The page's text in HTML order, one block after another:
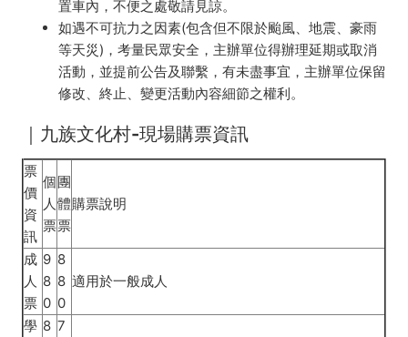
置車內，不便之處敬請見諒。
如遇不可抗力之因素(包含但不限於颱風、地震、豪雨
等天災)，考量民眾安全，主辦單位得辦理延期或取消
活動，並提前公告及聯繫，有未盡事宜，主辦單位保留
修改、終止、變更活動內容細節之權利。
｜九族文化村-現場購票資訊
票
價
資
訊
個
人
票
團
體
票
購票說明
成
人
票
9
8
0
8
8
0
適用於一般成人
學 8 7